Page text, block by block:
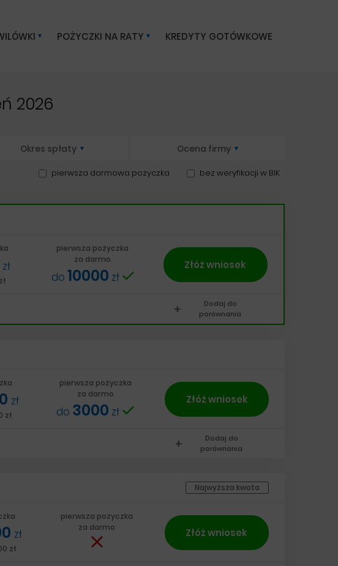
POŻYCZKI NA RATY KREDYTY GOTÓWKOWE
2026
Okres spłaty Ocena firmy
pierwsza darmowa pożyczka bez weryfikacji w BIK
zł
pierwsza pożyczka
za darmo
do 10000 zł
Złóż wniosek
add
Dodaj do
porównania
zł
zł
pierwsza pożyczka
za darmo
do 3000 zł
Złóż wniosek
add
Dodaj do
porównania
Najwyższa kwota
zł
zł
pierwsza pożyczka
za darmo
Złóż wniosek